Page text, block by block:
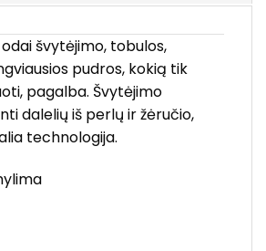
švytėjimo, tobulos,
pudros, kokią tik
pagalba. Švytėjimo
dalelių iš perlų ir žėručio,
technologija.